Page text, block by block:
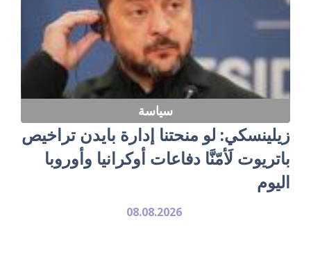
سياسة
زيلينسكي: لو منحتنا إدارة بايدن تراخيص
باتريوت لَأمّنَّا دفاعات أوكرانيا وأوروبا
اليوم
08.08.2026